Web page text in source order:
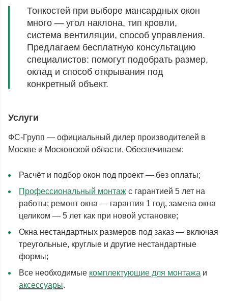
Тонкостей при выборе мансардных окон
много — угол наклона, тип кровли,
система вентиляции, способ управления.
Предлагаем бесплатную консультацию
специалистов: помогут подобрать размер,
оклад и способ открывания под
конкретный объект.
Услуги
ФС-Групп — официальный дилер производителей в
Москве и Московской области. Обеспечиваем:
Расчёт и подбор окон под проект — без оплаты;
Профессиональный монтаж с гарантией 5 лет на
работы; ремонт окна — гарантия 1 год, замена окна
целиком — 5 лет как при новой установке;
Окна нестандартных размеров под заказ — включая
треугольные, круглые и другие нестандартные
формы;
Все необходимые комплектующие для монтажа и
аксессуары.